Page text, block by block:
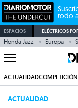
todo
ESPACIOS ELÉCTRICOS
Honda Jazz Europa
ACTUALIDADCOMPETICIÓN
ACTUALIDAD